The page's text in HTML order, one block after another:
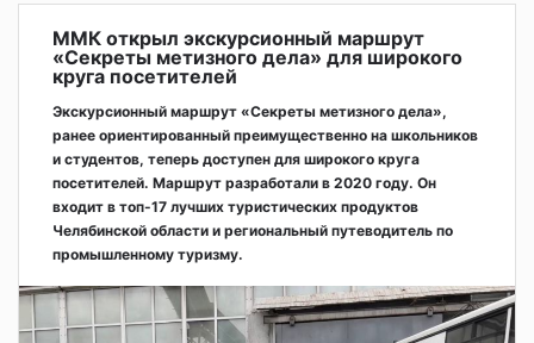
ММК открыл экскурсионный маршрут
«Секреты метизного дела» для широкого
круга посетителей
Экскурсионный маршрут «Секреты метизного дела»,
ранее ориентированный преимущественно на школьников
и студентов, теперь доступен для широкого круга
посетителей. Маршрут разработали в 2020 году. Он
входит в топ-17 лучших туристических продуктов
Челябинской области и региональный путеводитель по
промышленному туризму.